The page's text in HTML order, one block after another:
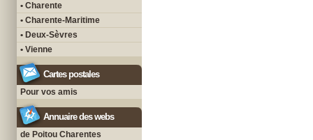
• Charente
• Charente-Maritime
• Deux-Sèvres
• Vienne
Cartes postales
Pour vos amis
Annuaire des webs
de Poitou Charentes